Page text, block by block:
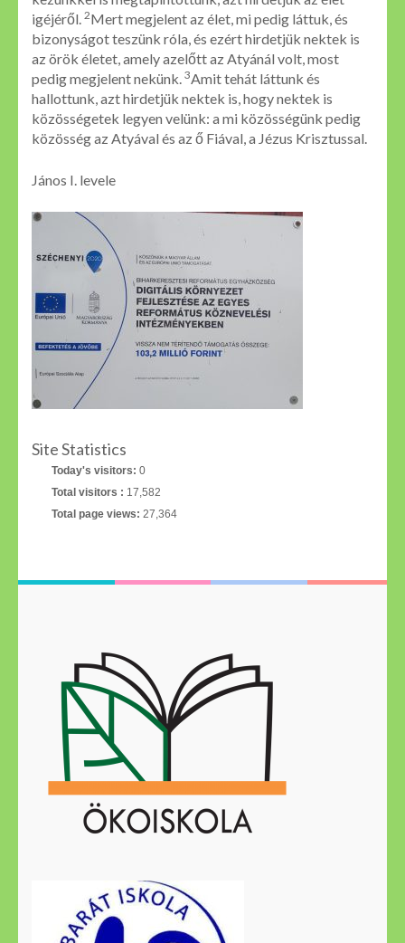
igéjéről. 2Mert megjelent az élet, mi pedig láttuk, és
bizonyságot teszünk róla, és ezért hirdetjük nektek is
az örök életet, amely azelőtt az Atyánál volt, most
pedig megjelent nekünk. 3Amit tehát láttunk és
hallottunk, azt hirdetjük nektek is, hogy nektek is
közösségetek legyen velünk: a mi közösségünk pedig
közösség az Atyával és az ő Fiával, a Jézus Krisztussal.
János I. levele
Site Statistics
Today's visitors: 0
Total visitors : 17,582
Total page views: 27,364